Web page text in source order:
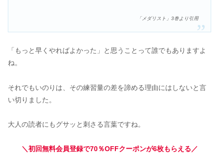
「メダリスト」3巻より引用
「もっと早くやればよかった」と思うことって誰でもありますよ
ね。
それでもいのりは、その練習量の差を諦める理由にはしないと言
い切りました。
大人の読者にもグサッと刺さる言葉ですね。
＼初回無料会員登録で70％OFFクーポンが6枚もらえる／